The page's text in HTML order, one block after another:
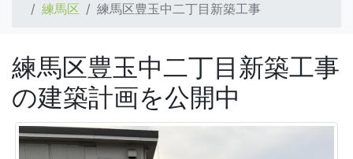
練馬区
練馬区豊玉中二丁目新築工事
練馬区豊玉中二丁目新築工事
の建築計画を公開中